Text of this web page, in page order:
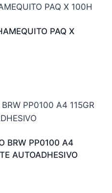
PAQ X
BRW PP0100 A4
AUTOADHESIVO